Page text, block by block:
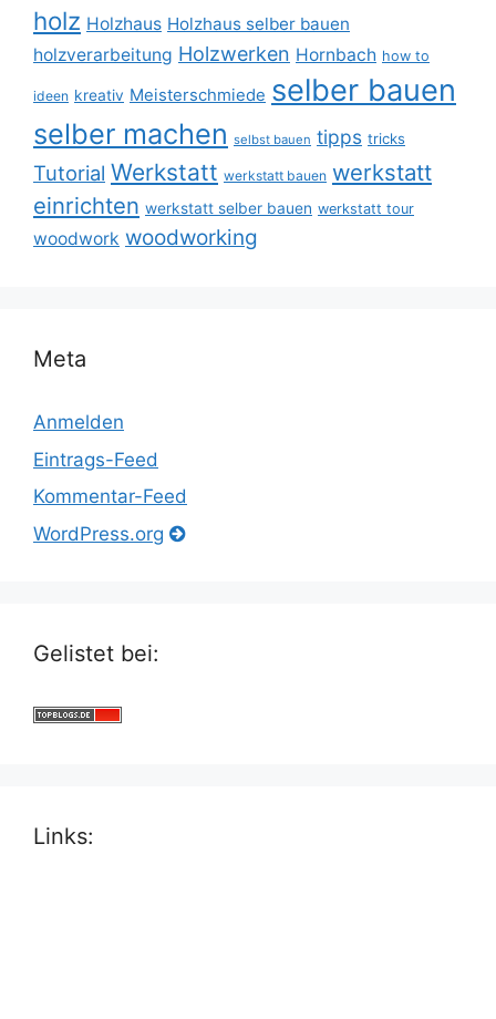
holz Holzhaus Holzhaus selber bauen
holzverarbeitung Holzwerken Hornbach how to
ideen kreativ Meisterschmiede selber bauen
selber machen selbst bauen tipps tricks
Tutorial Werkstatt werkstatt bauen werkstatt
einrichten werkstatt selber bauen werkstatt tour
woodwork woodworking
Meta
Anmelden
Eintrags-Feed
Kommentar-Feed
WordPress.org
Gelistet bei:
Links: